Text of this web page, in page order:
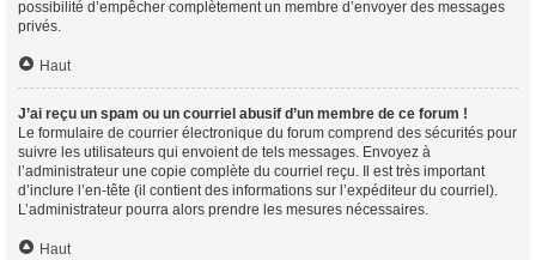
possibilité d’empêcher complètement un membre d’envoyer des messages
privés.
Haut
J’ai reçu un spam ou un courriel abusif d’un membre de ce forum !
Le formulaire de courrier électronique du forum comprend des sécurités pour
suivre les utilisateurs qui envoient de tels messages. Envoyez à
l’administrateur une copie complète du courriel reçu. Il est très important
d’inclure l’en-tête (il contient des informations sur l’expéditeur du courriel).
L’administrateur pourra alors prendre les mesures nécessaires.
Haut